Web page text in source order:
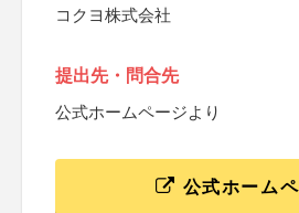
コクヨ株式会社
提出先・問合先
公式ホームページより
公式ホーム